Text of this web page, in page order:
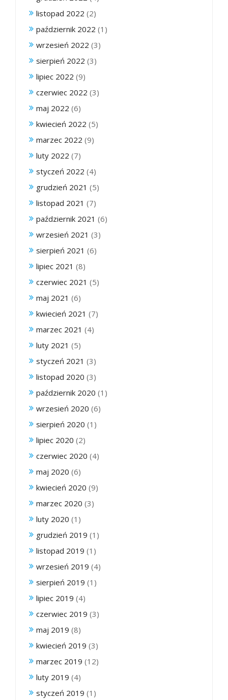
listopad 2022 (2)
październik 2022 (1)
wrzesień 2022 (3)
sierpień 2022 (3)
lipiec 2022 (9)
czerwiec 2022 (3)
maj 2022 (6)
kwiecień 2022 (5)
marzec 2022 (9)
luty 2022 (7)
styczeń 2022 (4)
grudzień 2021 (5)
listopad 2021 (7)
październik 2021 (6)
wrzesień 2021 (3)
sierpień 2021 (6)
lipiec 2021 (8)
czerwiec 2021 (5)
maj 2021 (6)
kwiecień 2021 (7)
marzec 2021 (4)
luty 2021 (5)
styczeń 2021 (3)
listopad 2020 (3)
październik 2020 (1)
wrzesień 2020 (6)
sierpień 2020 (1)
lipiec 2020 (2)
czerwiec 2020 (4)
maj 2020 (6)
kwiecień 2020 (9)
marzec 2020 (3)
luty 2020 (1)
grudzień 2019 (1)
listopad 2019 (1)
wrzesień 2019 (4)
sierpień 2019 (1)
lipiec 2019 (4)
czerwiec 2019 (3)
maj 2019 (8)
kwiecień 2019 (3)
marzec 2019 (12)
luty 2019 (4)
styczeń 2019 (1)